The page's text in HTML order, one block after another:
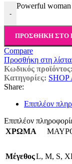
-
Powerful woman
ΠΡΟΣΘΉΚΗ ΣΤΟ
Compare
Προσθήκη στη λίστα
Κωδικός προϊόντος:
Κατηγορίες:
Share:
Επιπλέον
Επιπλέον
ΧΡΩΜΑ
ΜέγεθοςL, M, S,